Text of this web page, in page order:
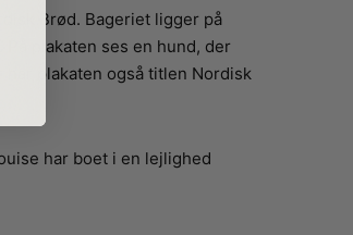
Brød. Bageriet ligger på
På plakaten ses en hund, der
har plakaten også titlen Nordisk
har boet i en lejlighed